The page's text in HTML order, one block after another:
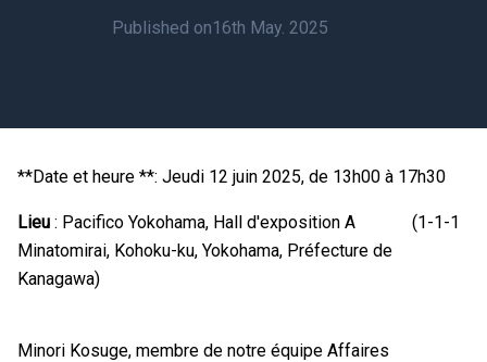
Published on16th May. 2025
**Date et heure **: Jeudi 12 juin 2025, de 13h00 à 17h30
Lieu : Pacifico Yokohama, Hall d'exposition A (1-1-1
Minatomirai, Kohoku-ku, Yokohama, Préfecture de
Kanagawa)
Minori Kosuge, membre de notre équipe Affaires